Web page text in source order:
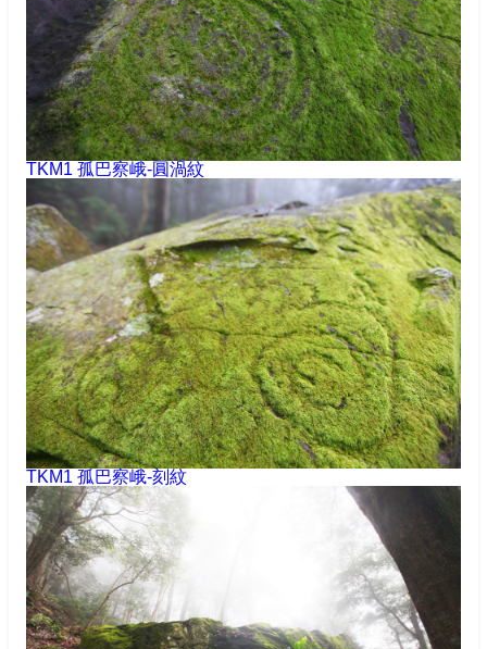
TKM1 孤巴察峨-圓渦紋
TKM1 孤巴察峨-刻紋